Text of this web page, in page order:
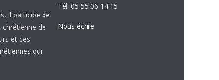
il participe de
chrétienne de
et des
qui
Tél. 05 55 06 14 15
Nous écrire